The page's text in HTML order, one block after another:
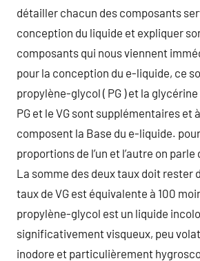
détailler chacun des composants
conception du liquide et expliquer
composants qui nous viennent
pour la conception du e-liquide, ce
propylène-glycol ( PG ) et la glycérine
PG et le VG sont supplémentaires et
composent la Base du e-liquide.
proportions de l’un et l’autre on parle
La somme des deux taux doit rester
taux de VG est équivalente à 100
propylène-glycol est un liquide
significativement visqueux, peu
inodore et particulièrement